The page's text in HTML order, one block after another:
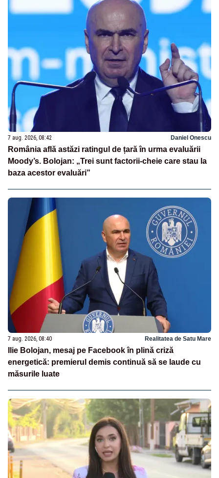
7 aug. 2026, 08:42 Daniel Onescu
România află astăzi ratingul de țară în urma evaluării
Moody’s. Bolojan: „Trei sunt factorii-cheie care stau la
baza acestor evaluări”
7 aug. 2026, 08:40 Realitatea de Satu Mare
Ilie Bolojan, mesaj pe Facebook în plină criză
energetică: premierul demis continuă să se laude cu
măsurile luate